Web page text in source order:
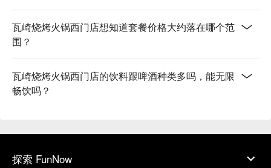
瓦崎烧烤火锅西门店想知道套餐价格大约落在哪个范
围？
瓦崎烧烤火锅西门店的饮料跟啤酒种类多吗，能无限
畅饮吗？
探索 FunNow